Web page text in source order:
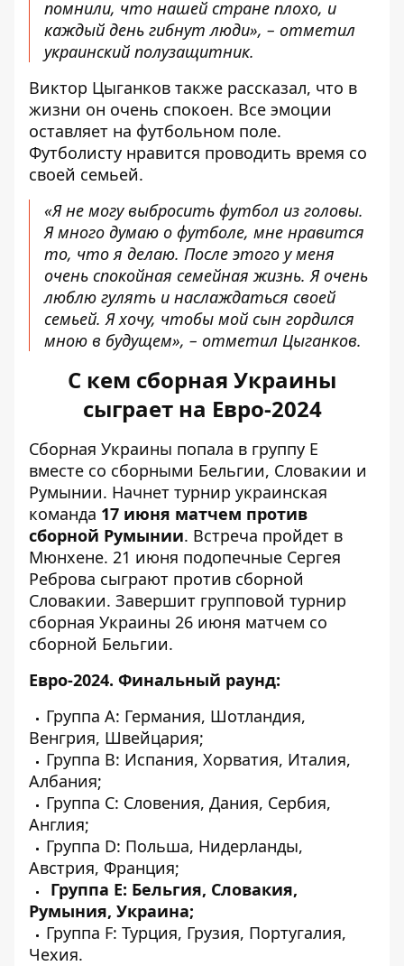
помнили, что нашей стране плохо, и
каждый день гибнут люди», – отметил
украинский полузащитник.
Виктор Цыганков также рассказал, что в
жизни он очень спокоен. Все эмоции
оставляет на футбольном поле.
Футболисту нравится проводить время со
своей семьей.
«Я не могу выбросить футбол из головы.
Я много думаю о футболе, мне нравится
то, что я делаю. После этого у меня
очень спокойная семейная жизнь. Я очень
люблю гулять и наслаждаться своей
семьей. Я хочу, чтобы мой сын гордился
мною в будущем», – отметил Цыганков.
С кем сборная Украины
сыграет на Евро-2024
Сборная Украины попала в группу E
вместе со сборными Бельгии, Словакии и
Румынии. Начнет турнир украинская
команда 17 июня матчем против
сборной Румынии. Встреча пройдет в
Мюнхене. 21 июня подопечные Сергея
Реброва сыграют против сборной
Словакии. Завершит групповой турнир
сборная Украины 26 июня матчем со
сборной Бельгии.
Евро-2024. Финальный раунд:
Группа А: Германия, Шотландия,
Венгрия, Швейцария;
Группа B: Испания, Хорватия, Италия,
Албания;
Группа С: Словения, Дания, Сербия,
Англия;
Группа D: Польша, Нидерланды,
Австрия, Франция;
Группа E: Бельгия, Словакия,
Румыния, Украина;
Группа F: Турция, Грузия, Португалия,
Чехия.